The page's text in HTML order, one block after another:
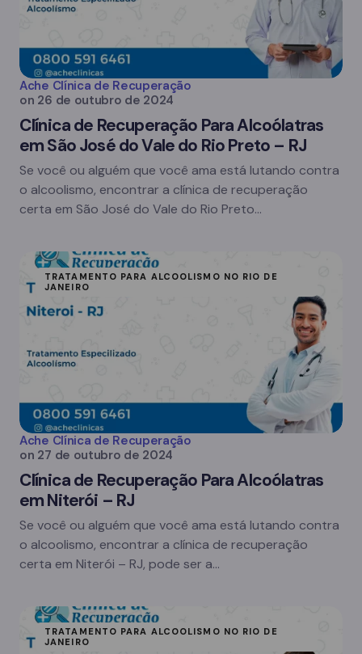
Ache Clínica de Recuperação
on 26 de outubro de 2024
Clínica de Recuperação Para Alcoólatras
em São José do Vale do Rio Preto – RJ
Se você ou alguém que você ama está lutando contra
o alcoolismo, encontrar a clínica de recuperação
certa em São José do Vale do Rio Preto…
TRATAMENTO PARA ALCOOLISMO NO RIO DE
JANEIRO
Ache Clínica de Recuperação
on 27 de outubro de 2024
Clínica de Recuperação Para Alcoólatras
em Niterói – RJ
Se você ou alguém que você ama está lutando contra
o alcoolismo, encontrar a clínica de recuperação
certa em Niterói – RJ, pode ser a…
TRATAMENTO PARA ALCOOLISMO NO RIO DE
JANEIRO